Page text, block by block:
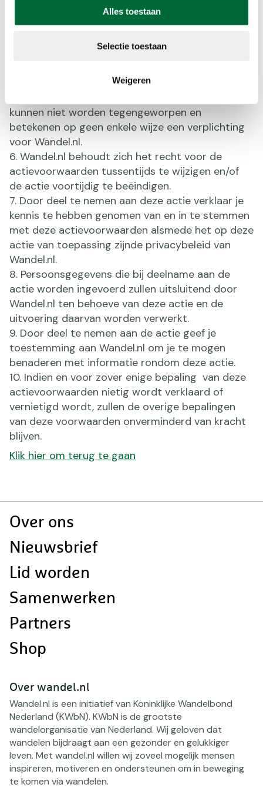
Alles toestaan
Selectie toestaan
Weigeren
Deelname aan deze actie is toegestaan voor
personen van 18 jaar en ouder. Door deelname
aan deze actie verklaart deelnemer daaraan te
akkoord te gaan met de actievoorwaarden.
kunnen niet worden tegengeworpen en
betekenen op geen enkele wijze een verplichting
voor Wandel.nl.
Wandel.nl behoudt zich het recht voor de
actievoorwaarden tussentijds te wijzigen en/of
de actie voortijdig te beëindigen.
Door deel te nemen aan deze actie verklaar je
kennis te hebben genomen van en in te stemmen
met deze actievoorwaarden alsmede het op deze
actie van toepassing zijnde privacybeleid van
Wandel.nl.
Persoonsgegevens die bij deelname aan de
actie worden ingevoerd zullen uitsluitend door
Wandel.nl ten behoeve van deze actie en de
uitvoering daarvan worden verwerkt.
Door deel te nemen aan de actie geef je
toestemming aan Wandel.nl om je te mogen
benaderen met informatie rondom deze actie.
Indien en voor zover enige bepaling van deze
actievoorwaarden nietig wordt verklaard of
vernietigd wordt, zullen de overige bepalingen
van deze voorwaarden onverminderd van kracht
blijven.
Klik hier om terug te gaan
Doormat
Over ons
Nieuwsbrief
Lid worden
Samenwerken
Partners
Shop
Over wandel.nl
Wandel.nl is een initiatief van Koninklijke Wandelbond
Nederland (KWbN). KWbN is de grootste
wandelorganisatie van Nederland. Wij geloven dat
wandelen bijdraagt aan een gezonder en gelukkiger
leven. Met wandel.nl willen wij zoveel mogelijk mensen
inspireren, motiveren en ondersteunen om in beweging
te komen via wandelen.